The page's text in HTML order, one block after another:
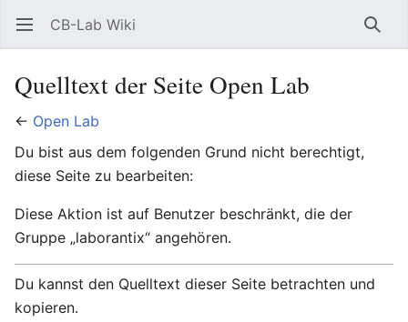
Hauptmenü öffnen CB-Lab Wiki
Quelltext der Seite Open Lab
← Open Lab
Du bist aus dem folgenden Grund nicht berechtigt,
diese Seite zu bearbeiten:
Diese Aktion ist auf Benutzer beschränkt, die der
Gruppe „laborantix“ angehören.
Du kannst den Quelltext dieser Seite betrachten und
kopieren.